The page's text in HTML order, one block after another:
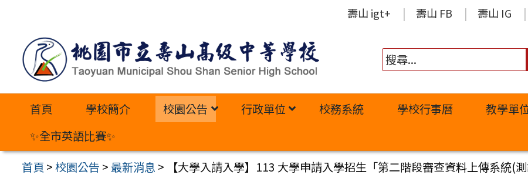
內
壽山 igt+ 壽山 FB 壽山 IG
首頁 學校簡介 校園公告 行政單位 校務系統 學校行事曆 教學單
✨全市英語比賽✨
首頁 >校園公告 >最新消息 > 【大學入請入學】113 大學申請入學招生「第二階段審查資料上傳系統(測